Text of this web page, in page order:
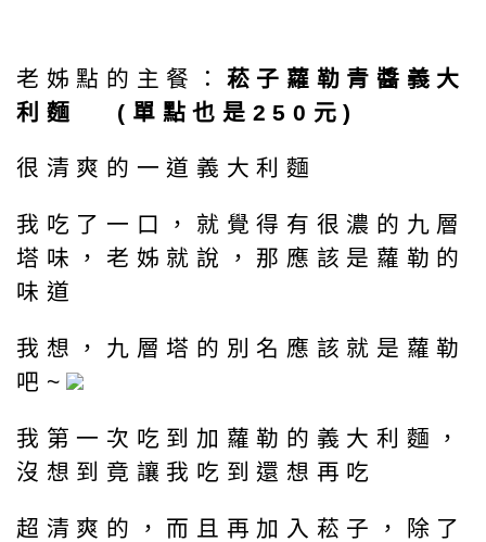
老姊點的主餐： 菘子蘿勒青醬義大
利麵 (單點也是250元)
很清爽的一道義大利麵
我吃了一口，就覺得有很濃的九層
塔味，老姊就說，那應該是蘿勒的
味道
我想，九層塔的別名應該就是蘿勒
吧~
我第一次吃到加蘿勒的義大利麵，
沒想到竟讓我吃到還想再吃
超清爽的，而且再加入菘子，除了